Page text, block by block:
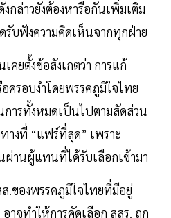
กล่าวยังต้องหารือกันเพิ่มเติม
รับฟังความคิดเห็นจากทุกฝ่าย
ยตั้งข้อสังเกตว่า การแก้
รอบงำโดยพรรคภูมิใจไทย
การทั้งหมดเป็นไปตามสัดส่วน
างที่ “แฟร์ที่สุด” เพราะ
ผ่านผู้แทนที่ได้รับเลือกเข้ามา
.ของพรรคภูมิใจไทยที่มีอยู่
อาจทำให้การคัดเลือก สสร. ถูก